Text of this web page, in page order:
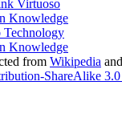
from Wikipedia
ShareAlike